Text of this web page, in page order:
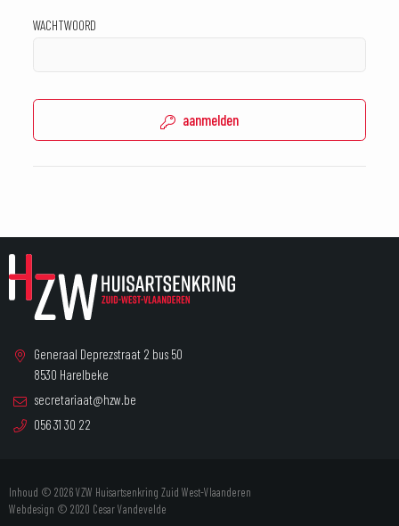
WACHTWOORD
aanmelden
Generaal Deprezstraat 2 bus 50
8530 Harelbeke
secretariaat@hzw.be
056 31 30 22
Inhoud © 2026 VZW Huisartsenkring Zuid West-Vlaanderen
Webdesign © 2020 Cesar Vandevelde